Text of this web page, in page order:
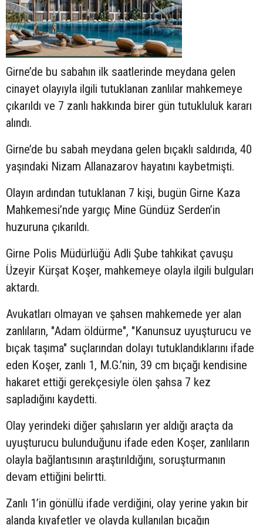
Girne’de bu sabahın ilk saatlerinde meydana gelen
cinayet olayıyla ilgili tutuklanan zanlılar mahkemeye
çıkarıldı ve 7 zanlı hakkında birer gün tutukluluk kararı
alındı.
Girne’de bu sabah meydana gelen bıçaklı saldırıda, 40
yaşındaki Nizam Allanazarov hayatını kaybetmişti.
Olayın ardından tutuklanan 7 kişi, bugün Girne Kaza
Mahkemesi’nde yargıç Mine Gündüz Serden’in
huzuruna çıkarıldı.
Girne Polis Müdürlüğü Adli Şube tahkikat çavuşu
Üzeyir Kürşat Koşer, mahkemeye olayla ilgili bulguları
aktardı.
Avukatları olmayan ve şahsen mahkemede yer alan
zanlıların, "Adam öldürme", "Kanunsuz uyuşturucu ve
bıçak taşıma" suçlarından dolayı tutuklandıklarını ifade
eden Koşer, zanlı 1, M.G.’nin, 39 cm bıçağı kendisine
hakaret ettiği gerekçesiyle ölen şahsa 7 kez
sapladığını kaydetti.
Olay yerindeki diğer şahısların yer aldığı araçta da
uyuşturucu bulunduğunu ifade eden Koşer, zanlıların
olayla bağlantısının araştırıldığını, soruşturmanın
devam ettiğini belirtti.
Zanlı 1’in gönüllü ifade verdiğini, olay yerine yakın bir
alanda kıyafetler ve olayda kullanılan bıçağın